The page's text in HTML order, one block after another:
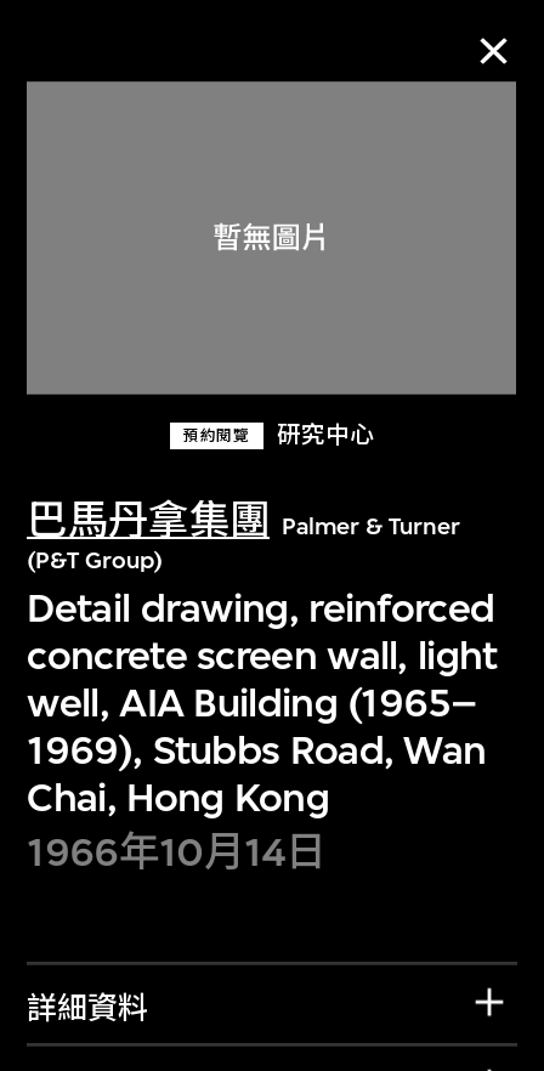
預約閱覽 研究中心
巴馬丹拿集團
Palmer & Turner
(P&T Group)
Detail drawing, reinforced
concrete screen wall, light
well, AIA Building (1965–
1969), Stubbs Road, Wan
Chai, Hong Kong
1966年10月14日
詳細資料
關於M+藏品
探索世界頂級的二十及二十一世紀視覺
文化藏品。